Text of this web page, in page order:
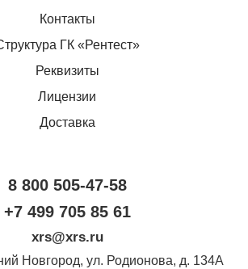
Контакты
ГК «Рентест»
Реквизиты
Лицензии
Доставка
8 800 505-47-58
+7 499 705 85 61
xrs@xrs.ru
Новгород, ул. Родионова, д. 134А